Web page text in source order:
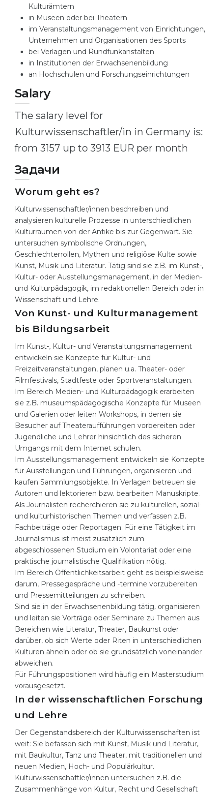
Kulturämtern
in Museen oder bei Theatern
im Veranstaltungsmanagement von Einrichtungen,
Unternehmen und Organisationen des Sports
bei Verlagen und Rundfunkanstalten
in Institutionen der Erwachsenenbildung
an Hochschulen und Forschungseinrichtungen
Salary
The salary level for
Kulturwissenschaftler/in in Germany is:
from 3157 up to 3913 EUR per month
Задачи
Worum geht es?
Kulturwissenschaftler/innen beschreiben und
analysieren kulturelle Prozesse in unterschiedlichen
Kulturräumen von der Antike bis zur Gegenwart. Sie
untersuchen symbolische Ordnungen,
Geschlechterrollen, Mythen und religiöse Kulte sowie
Kunst, Musik und Literatur. Tätig sind sie z.B. im Kunst-,
Kultur- oder Ausstellungsmanagement, in der Medien-
und Kulturpädagogik, im redaktionellen Bereich oder in
Wissenschaft und Lehre.
Von Kunst- und Kulturmanagement
bis Bildungsarbeit
Im Kunst-, Kultur- und Veranstaltungsmanagement
entwickeln sie Konzepte für Kultur- und
Freizeitveranstaltungen, planen u.a. Theater- oder
Filmfestivals, Stadtfeste oder Sportveranstaltungen.
Im Bereich Medien- und Kulturpädagogik erarbeiten
sie z.B. museumspädagogische Konzepte für Museen
und Galerien oder leiten Workshops, in denen sie
Besucher auf Theateraufführungen vorbereiten oder
Jugendliche und Lehrer hinsichtlich des sicheren
Umgangs mit dem Internet schulen.
Im Ausstellungsmanagement entwickeln sie Konzepte
für Ausstellungen und Führungen, organisieren und
kaufen Sammlungsobjekte. In Verlagen betreuen sie
Autoren und lektorieren bzw. bearbeiten Manuskripte.
Als Journalisten recherchieren sie zu kulturellen, sozial-
und kulturhistorischen Themen und verfassen z.B.
Fachbeiträge oder Reportagen. Für eine Tätigkeit im
Journalismus ist meist zusätzlich zum
abgeschlossenen Studium ein Volontariat oder eine
praktische journalistische Qualifikation nötig.
Im Bereich Öffentlichkeitsarbeit geht es beispielsweise
darum, Pressegespräche und -termine vorzubereiten
und Pressemitteilungen zu schreiben.
Sind sie in der Erwachsenenbildung tätig, organisieren
und leiten sie Vorträge oder Seminare zu Themen aus
Bereichen wie Literatur, Theater, Baukunst oder
darüber, ob sich Werte oder Riten in unterschiedlichen
Kulturen ähneln oder ob sie grundsätzlich voneinander
abweichen.
Für Führungspositionen wird häufig ein Masterstudium
vorausgesetzt.
In der wissenschaftlichen Forschung
und Lehre
Der Gegenstandsbereich der Kulturwissenschaften ist
weit: Sie befassen sich mit Kunst, Musik und Literatur,
mit Baukultur, Tanz und Theater, mit traditionellen und
neuen Medien, Hoch- und Populärkultur.
Kulturwissenschaftler/innen untersuchen z.B. die
Zusammenhänge von Kultur, Recht und Gesellschaft